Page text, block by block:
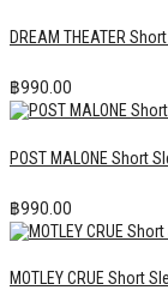
DREAM THEATER
฿990.00
POST MALONE Short
฿990.00
MOTLEY CRUE Short